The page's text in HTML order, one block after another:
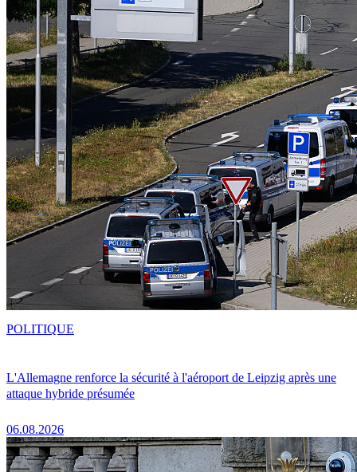
L'Allemagne renforce la sécurité à l'aéroport de Leipzig après une
attaque hybride présumée
06.08.2026
POLITIQUE